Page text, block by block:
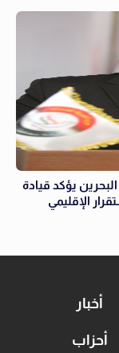
يؤكد قيادة
الإقليمي
أخبار
أحزاب